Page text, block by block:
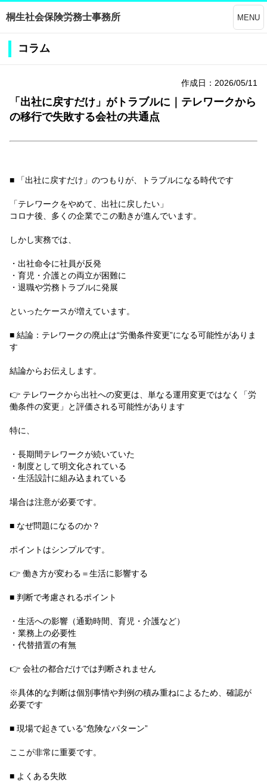
桐生社会保険労務士事務所 MENU
コラム
作成日：2026/05/11
「出社に戻すだけ」がトラブルに｜テレワークから
の移行で失敗する会社の共通点
■ 「出社に戻すだけ」のつもりが、トラブルになる時代です
「テレワークをやめて、出社に戻したい」
コロナ後、多くの企業でこの動きが進んでいます。
しかし実務では、
・出社命令に社員が反発
・育児・介護との両立が困難に
・退職や労務トラブルに発展
といったケースが増えています。
■ 結論：テレワークの廃止は“労働条件変更”になる可能性がありま
す
結論からお伝えします。
👉 テレワークから出社への変更は、単なる運用変更ではなく「労
働条件の変更」と評価される可能性があります
特に、
・長期間テレワークが続いていた
・制度として明文化されている
・生活設計に組み込まれている
場合は注意が必要です。
■ なぜ問題になるのか？
ポイントはシンプルです。
👉 働き方が変わる＝生活に影響する
■ 判断で考慮されるポイント
・生活への影響（通勤時間、育児・介護など）
・業務上の必要性
・代替措置の有無
👉 会社の都合だけでは判断されません
※具体的な判断は個別事情や判例の積み重ねによるため、確認が
必要です
■ 現場で起きている“危険なパターン”
ここが非常に重要です。
■ よくある失敗